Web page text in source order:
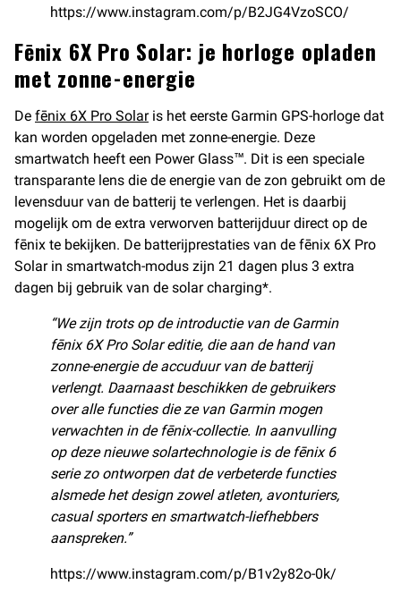
https://www.instagram.com/p/B2JG4VzoSCO/
Fēnix 6X Pro Solar: je horloge opladen
met zonne-energie
De fēnix 6X Pro Solaris het eerste Garmin GPS-horloge dat
kan worden opgeladen met zonne-energie. Deze
smartwatch heeft een Power Glass™. Dit is een speciale
transparante lens die de energie van de zon gebruikt om de
levensduur van de batterij te verlengen. Het is daarbij
mogelijk om de extra verworven batterijduur direct op de
fēnix te bekijken. De batterijprestaties van de fēnix 6X Pro
Solar in smartwatch-modus zijn 21 dagen plus 3 extra
dagen bij gebruik van de solar charging*.
“We zijn trots op de introductie van de Garmin
fēnix 6X Pro Solar editie, die aan de hand van
zonne-energie de accuduur van de batterij
verlengt. Daarnaast beschikken de gebruikers
over alle functies die ze van Garmin mogen
verwachten in de fēnix-collectie. In aanvulling
op deze nieuwe solartechnologie is de fēnix 6
serie zo ontworpen dat de verbeterde functies
alsmede het design zowel atleten, avonturiers,
casual sporters en smartwatch-liefhebbers
aanspreken.”
https://www.instagram.com/p/B1v2y82o-0k/